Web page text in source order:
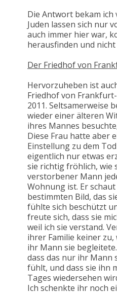
Die Antwort bekam
Juden lassen sich nur
auch immer hier war,
herausfinden und nicht
Der Friedhof von
Hervorzuheben ist
Friedhof von
2011. Seltsamerweise
wieder einer älteren
ihres Mannes
Diese Frau hatte aber
Einstellung zu dem
eigentlich nur etwas
sie richtig fröhlich, wie
verstorbener Mann
Wohnung ist. Er
bestimmten Bild, das
fühlte sich beschützt
freute sich, dass sie
weil ich sie verstand.
ihrer Familie keiner
ihr Mann sie
dass das nur ihr Mann
fühlt, und dass sie ihn
Tages wiedersehen
Ich schenkte ihr noch